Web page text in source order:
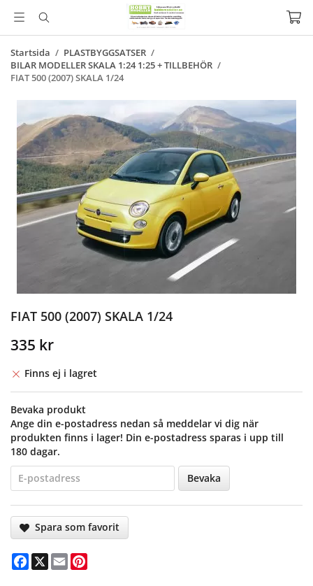
Startsida / PLASTBYGGSATSER /
BILAR MODELLER SKALA 1:24 1:25 + TILLBEHÖR /
FIAT 500 (2007) SKALA 1/24
FIAT 500 (2007) SKALA 1/24
335 kr
Finns ej i lagret
Bevaka produkt
Ange din e-postadress nedan så meddelar vi dig när
produkten finns i lager! Din e-postadress sparas i upp till
180 dagar.
Bevaka
Spara som favorit
Facebook
X Email